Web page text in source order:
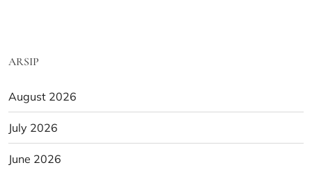
ARSIP
August 2026
July 2026
June 2026